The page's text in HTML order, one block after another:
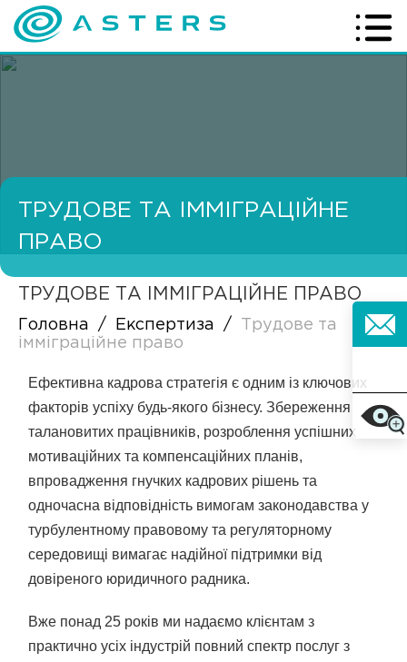
ТРУДОВЕ ТА ІММІГРАЦІЙНЕ
ПРАВО
ТРУДОВЕ ТА ІММІГРАЦІЙНЕ ПРАВО
Головна / Експертиза /
Трудове та
імміграційне право
Ефективна кадрова стратегія є одним із ключових
факторів успіху будь-якого бізнесу. Збереження
талановитих працівників, розроблення успішних
мотиваційних та компенсаційних планів,
впровадження гнучких кадрових рішень та
одночасна відповідність вимогам законодавства у
турбулентному правовому та регуляторному
середовищі вимагає надійної підтримки від
довіреного юридичного радника.
Вже понад 25 років ми надаємо клієнтам з
практично усіх індустрій повний спектр послуг з